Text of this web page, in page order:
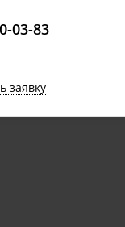
03-83
заявку